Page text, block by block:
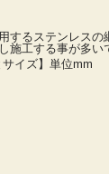
するステンレスの
施工する事が多い
サイズ】単位mm